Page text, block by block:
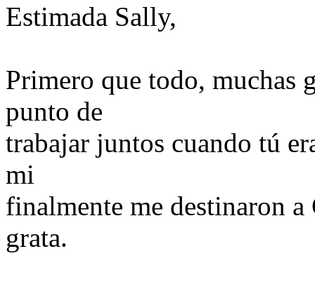
Estimada Sally,
Primero que todo, muchas
punto de
trabajar juntos cuando tú
mi
finalmente me destinaron
grata.